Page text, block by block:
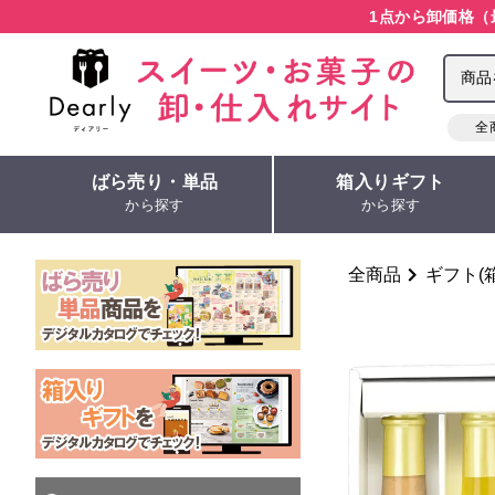
1点から卸価格
全
ばら売り・単品
から探す
箱入りギフト
から探す
全商品 ギフト(